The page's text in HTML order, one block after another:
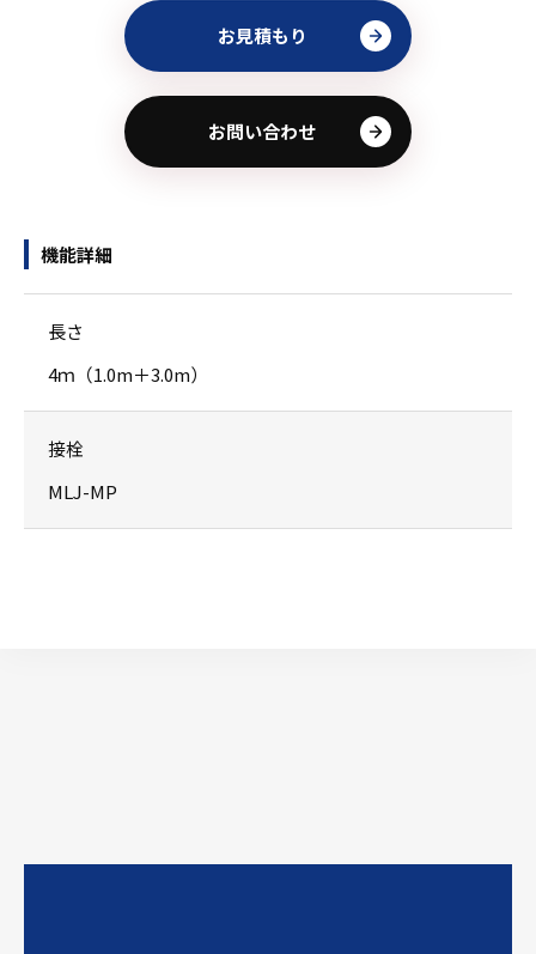
お見積もり
お問い合わせ
機能詳細
長さ
4ｍ（1.0m＋3.0m）
接栓
MLJ-MP